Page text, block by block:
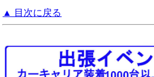
▲ 目次に戻る